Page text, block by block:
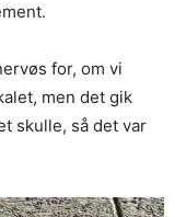
for, om vi
men det gik
skulle, så det var